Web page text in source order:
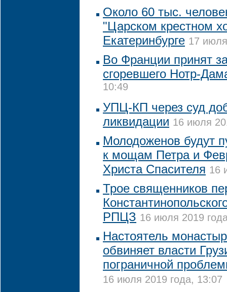
Около 60 тыс.
"Царском крестном
Екатеринбурге 17
Во Франции принят
сгоревшего Нотр-
10:49
УПЦ-КП через суд
ликвидации 16 июля
Молодоженов будут
к мощам Петра и
Христа Спасителя 16
Трое священников
РПЦЗ 16 июля 2019
Настоятель
обвиняет власти
пограничной
16 июля 2019 года, 13:07